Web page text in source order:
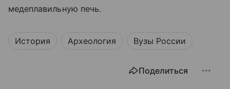
медеплавильную печь.
История Археология Вузы России
Поделиться